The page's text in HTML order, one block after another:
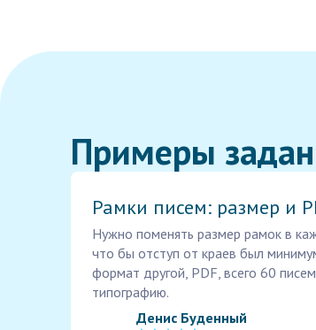
Примеры
Рамки писем: размер и
Нужно поменять размер рамок в
что бы отступ от краев был
формат другой, PDF, всего 60
типографию.
Денис Буденный